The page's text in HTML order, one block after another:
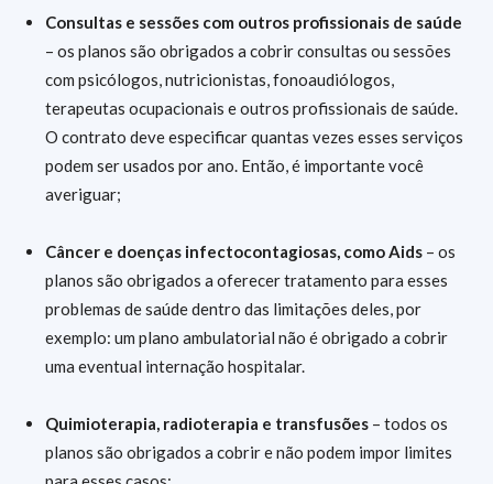
Consultas e sessões com outros profissionais de saúde
– os planos são obrigados a cobrir consultas ou sessões
com psicólogos, nutricionistas, fonoaudiólogos,
terapeutas ocupacionais e outros profissionais de saúde.
O contrato deve especificar quantas vezes esses serviços
podem ser usados por ano. Então, é importante você
averiguar;
Câncer e doenças infectocontagiosas, comoAids – os
planos são obrigados a oferecer tratamento para esses
problemas de saúde dentro das limitações deles, por
exemplo: um plano ambulatorial não é obrigado a cobrir
uma eventual internação hospitalar.
Quimioterapia, radioterapia e transfusões – todos os
planos são obrigados a cobrir e não podem impor limites